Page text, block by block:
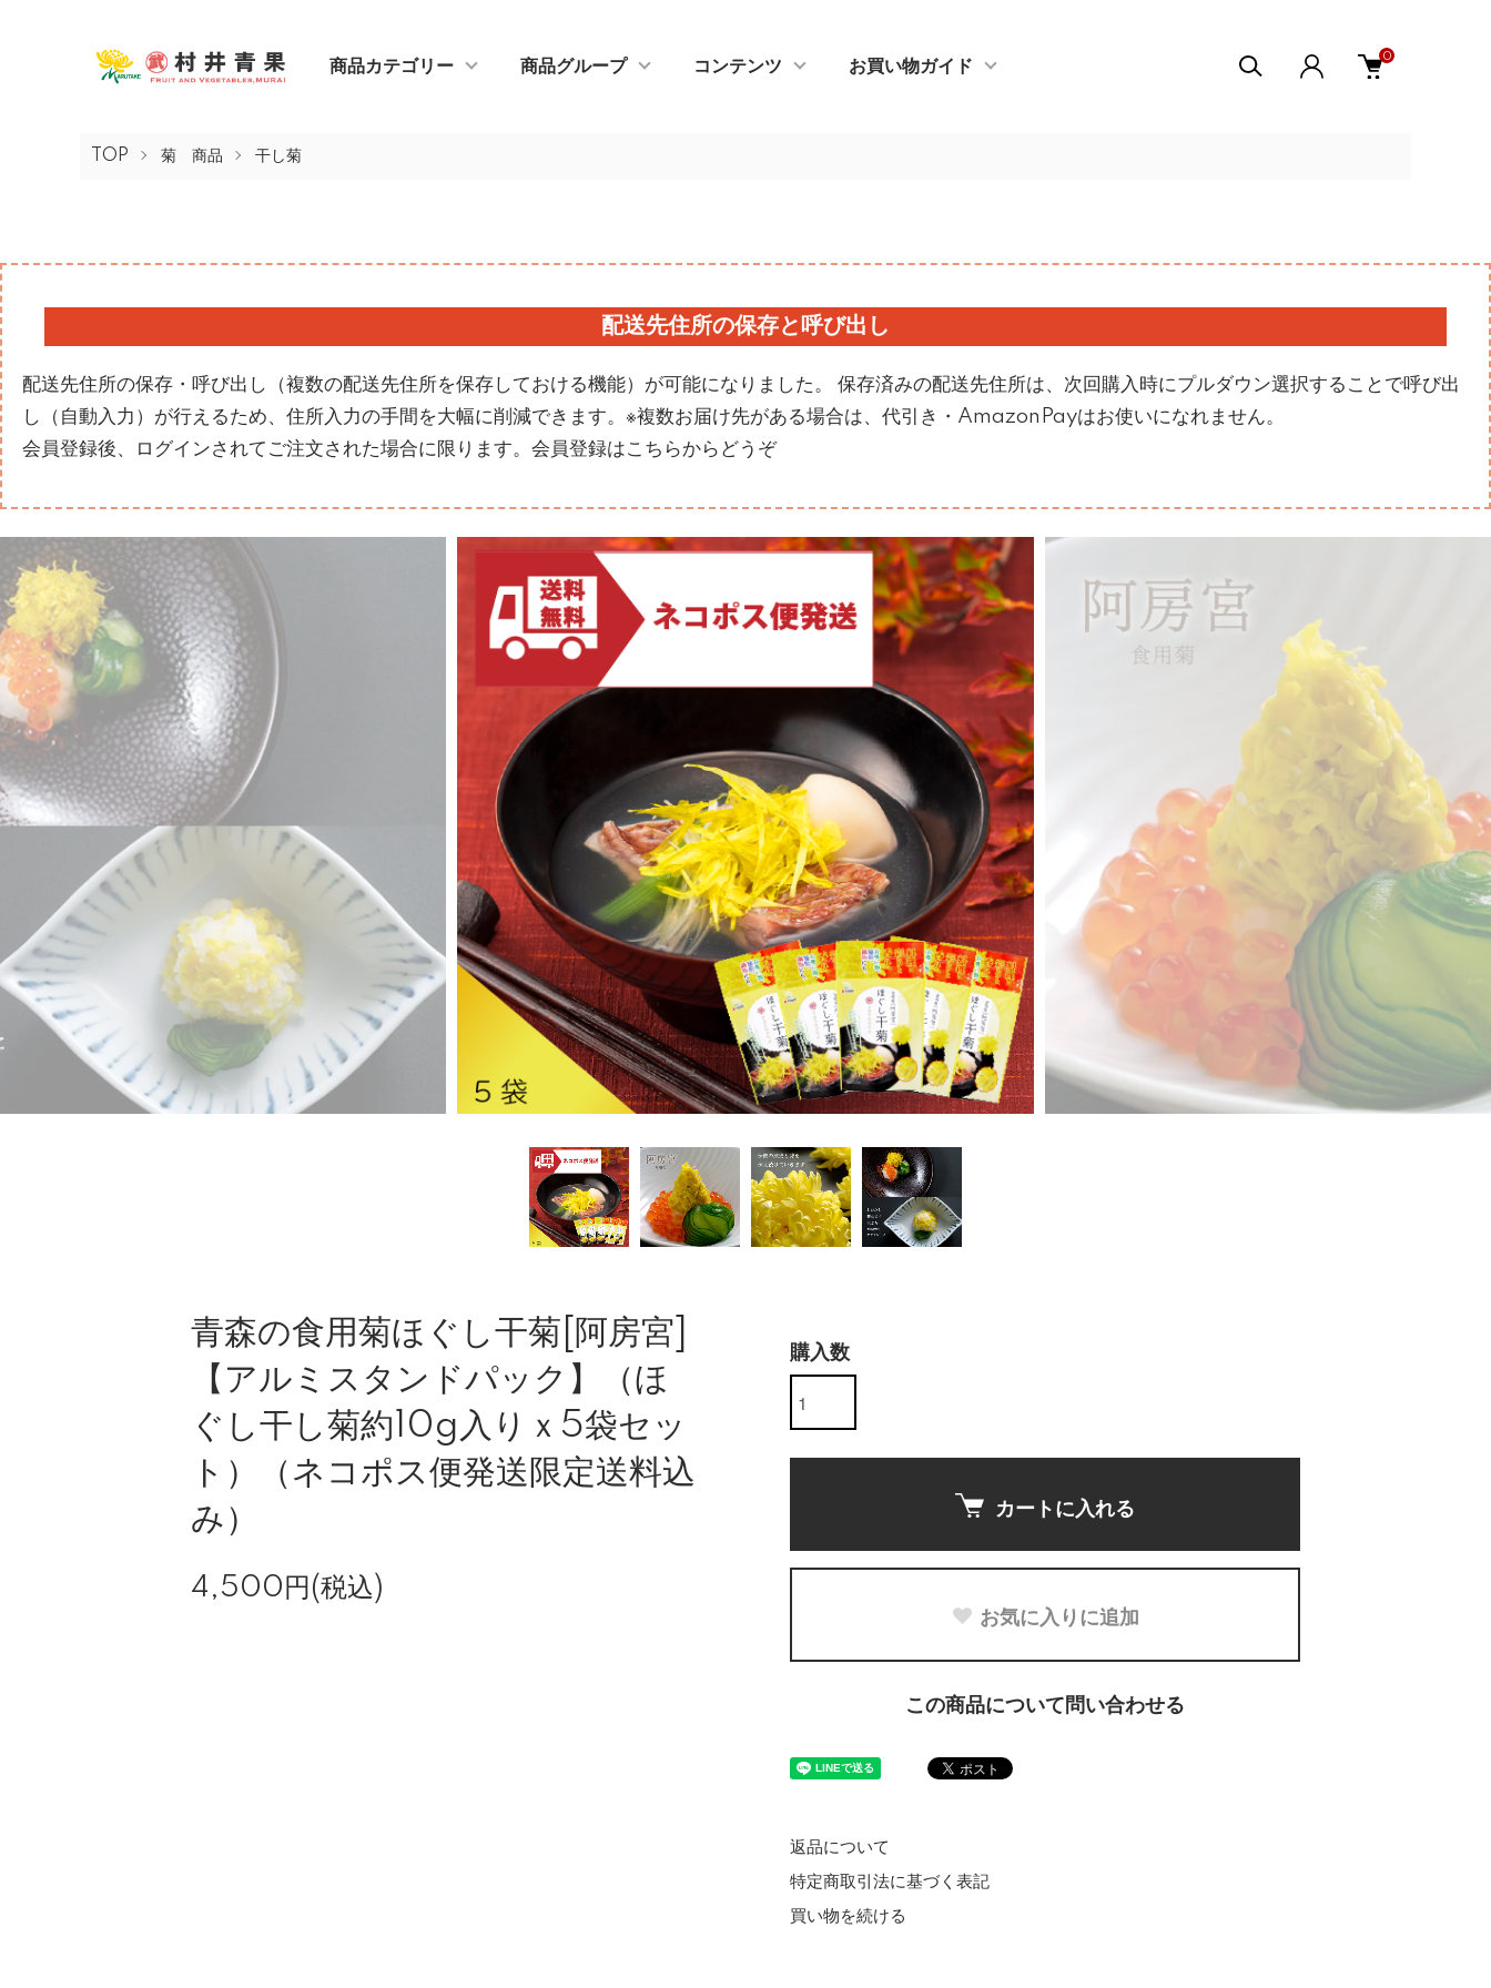
商品カテゴリー 商品グループ コンテンツ お買い物ガイド
0
TOP 菊 商品 干し菊
配送先住所の保存と呼び出し
配送先住所の保存・呼び出し（複数の配送先住所を保存しておける機能）が可能になりました。 保存済みの配送先住所は、次回購入時にプルダウン選択することで呼び出
し（自動入力）が行えるため、住所入力の手間を大幅に削減できます。※複数お届け先がある場合は、代引き・AmazonPayはお使いになれません。
会員登録後、ログインされてご注文された場合に限ります。 会員登録はこちらからどうぞ
青森の食用菊ほぐし干菊[阿房宮]
【アルミスタンドパック】（ほ
ぐし干し菊約10g入りｘ5袋セッ
ト）（ネコポス便発送限定送料込
み）
4,500円(税込)
購入数
カートに入れる
お気に入りに追加
この商品について問い合わせる
返品について
特定商取引法に基づく表記
買い物を続ける